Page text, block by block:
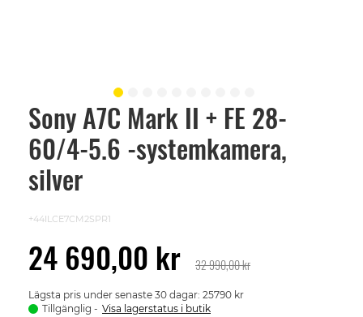
Sony A7C Mark II + FE 28-
60/4-5.6 -systemkamera,
silver
+44ILCE7CM2SPR1
24 690,00 kr 32 990,00 kr
Lägsta pris under senaste 30 dagar: 25790 kr
Tillgänglig
Visa lagerstatus i butik
Skip
beginning
images